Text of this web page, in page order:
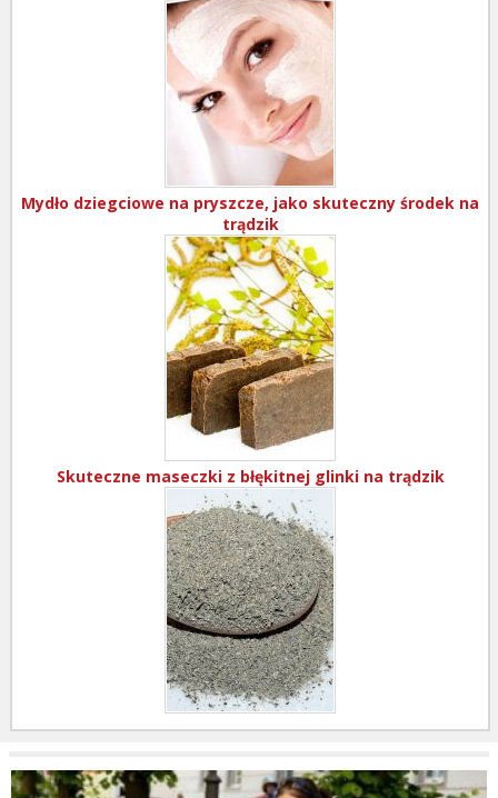
Mydło dziegciowe na pryszcze, jako skuteczny środek na
trądzik
Skuteczne maseczki z błękitnej glinki na trądzik